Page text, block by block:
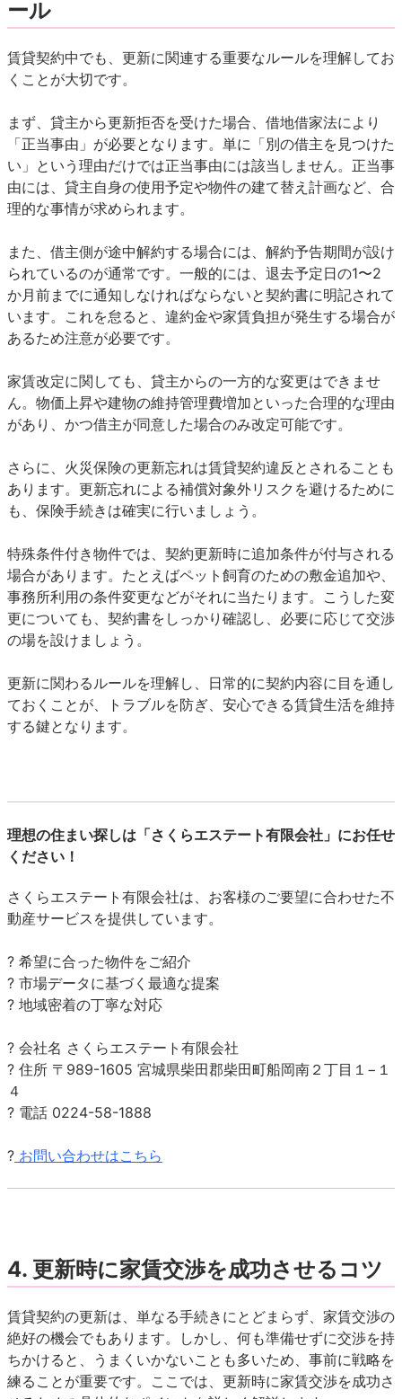
ール
賃貸契約中でも、更新に関連する重要なルールを理解してお
くことが大切です。
まず、貸主から更新拒否を受けた場合、借地借家法により
「正当事由」が必要となります。単に「別の借主を見つけた
い」という理由だけでは正当事由には該当しません。正当事
由には、貸主自身の使用予定や物件の建て替え計画など、合
理的な事情が求められます。
また、借主側が途中解約する場合には、解約予告期間が設け
られているのが通常です。一般的には、退去予定日の1〜2
か月前までに通知しなければならないと契約書に明記されて
います。これを怠ると、違約金や家賃負担が発生する場合が
あるため注意が必要です。
家賃改定に関しても、貸主からの一方的な変更はできませ
ん。物価上昇や建物の維持管理費増加といった合理的な理由
があり、かつ借主が同意した場合のみ改定可能です。
さらに、火災保険の更新忘れは賃貸契約違反とされることも
あります。更新忘れによる補償対象外リスクを避けるために
も、保険手続きは確実に行いましょう。
特殊条件付き物件では、契約更新時に追加条件が付与される
場合があります。たとえばペット飼育のための敷金追加や、
事務所利用の条件変更などがそれに当たります。こうした変
更についても、契約書をしっかり確認し、必要に応じて交渉
の場を設けましょう。
更新に関わるルールを理解し、日常的に契約内容に目を通し
ておくことが、トラブルを防ぎ、安心できる賃貸生活を維持
する鍵となります。
理想の住まい探しは「さくらエステート有限会社」にお任せ
ください！
さくらエステート有限会社は、お客様のご要望に合わせた不
動産サービスを提供しています。
? 希望に合った物件をご紹介
? 市場データに基づく最適な提案
? 地域密着の丁寧な対応
? 会社名 さくらエステート有限会社
? 住所 〒989-1605 宮城県柴田郡柴田町船岡南２丁目１−１
４
? 電話 0224-58-1888
? お問い合わせはこちら
4. 更新時に家賃交渉を成功させるコツ
賃貸契約の更新は、単なる手続きにとどまらず、家賃交渉の
絶好の機会でもあります。しかし、何も準備せずに交渉を持
ちかけると、うまくいかないことも多いため、事前に戦略を
練ることが重要です。ここでは、更新時に家賃交渉を成功さ